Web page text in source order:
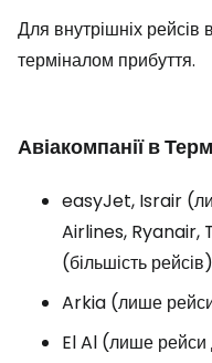
Для внутрішніх рейсів
терміналом прибуття.
Авіакомпанії в
easyJet, Israir
Airlines, Ryanair,
(більшість рейсів)
Arkia (лише рейси
El Al (лише рейси